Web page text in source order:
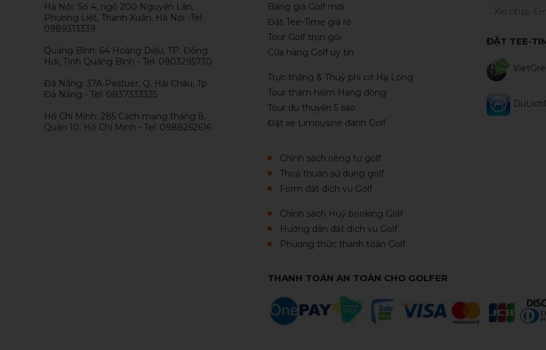
Hà Nội: Số 4, ngõ 200 Nguyễn Lân,
Phương Liệt, Thanh Xuân, Hà Nội -Tel:
0989313339
Quảng Bình: 64 Hoàng Diệu, TP. Đồng
Hới, Tỉnh Quảng Bình - Tel: 0903295730
Đà Nẵng: 37A Pastuer, Q. Hải Châu, Tp.
Đà Nẵng - Tel: 0837333335
Hồ Chí Minh: 285 Cách mạng tháng 8,
Quận 10, Hồ Chí Minh - Tel: 0988262616
Bảng giá Golf mới
Đặt Tee-Time giá rẻ
Tour Golf trọn gói
Cửa hàng Golf uy tín
Trực thăng & Thuỷ phi cơ Hạ Long
Tour thám hiểm Hang động
Tour du thuyền 5 sao
Đặt xe Limousine đánh Golf
Chính sách riêng tư golf
Thoả thuận sử dụng golf
Form đặt dịch vụ Golf
Chính sách Huỷ booking Golf
Hướng dẫn đặt dịch vụ Golf
Phương thức thanh toán Golf
ĐẶT TEE-
THANH TOÁN AN TOÀN CHO GOLFER